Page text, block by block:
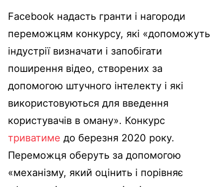
Facebook надасть гранти і нагороди
переможцям конкурсу, які «допоможуть
індустрії визначати і запобігати
поширення відео, створених за
допомогою штучного інтелекту і які
використовуються для введення
користувачів в оману». Конкурс
триватиме до березня 2020 року.
Переможця оберуть за допомогою
«механізму, який оцінить і порівняє